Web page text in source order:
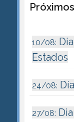
10/08:
Estados
24/08:
27/08: